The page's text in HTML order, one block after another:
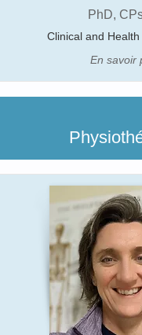
PhD,
Clinical and
En savoir